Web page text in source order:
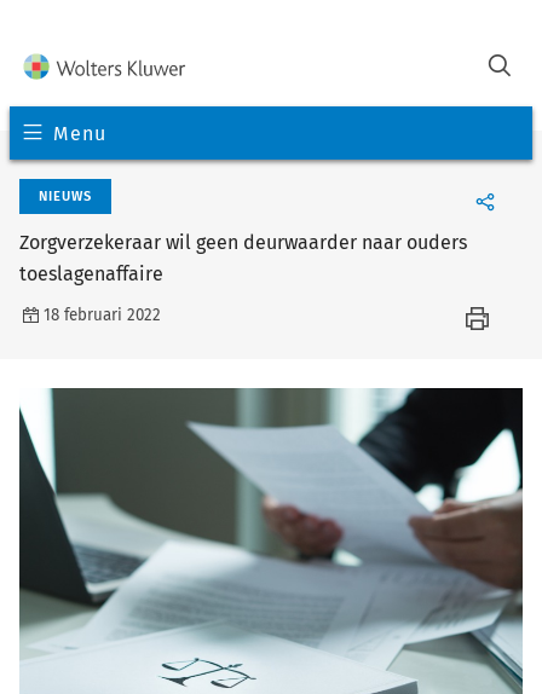
Menu
NIEUWS
Zorgverzekeraar wil geen deurwaarder naar ouders
toeslagenaffaire
18 februari 2022